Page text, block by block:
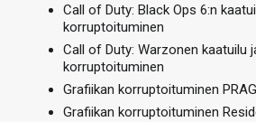
Call of Duty: Black Ops 6:n
korruptoituminen
Call of Duty: Warzonen kaatuilu
korruptoituminen
Grafiikan korruptoituminen
Grafiikan korruptoituminen